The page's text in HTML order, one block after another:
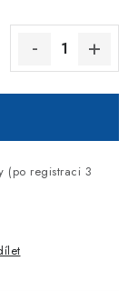
(po registraci 3